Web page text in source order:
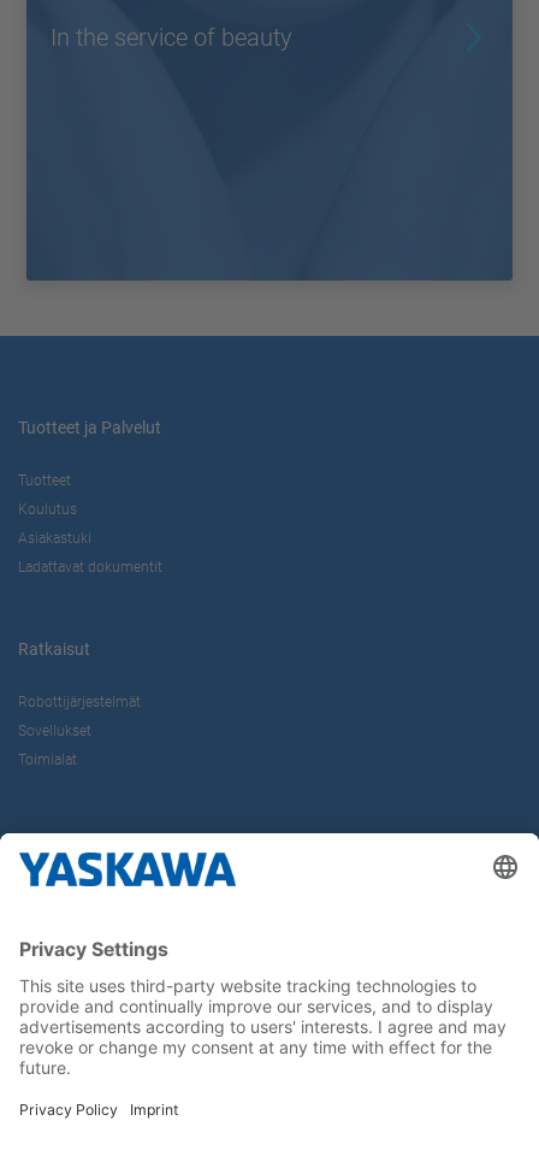
In the service of beauty
Tuotteet ja Palvelut
Tuotteet
Koulutus
Asiakastuki
Ladattavat dokumentit
Ratkaisut
Robottijärjestelmät
Sovellukset
Toimialat
Yaskawa työpaikkana
Seuraa meitä..